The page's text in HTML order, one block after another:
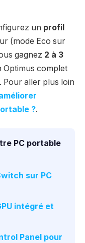
un profil
(mode Eco sur
gagnez 2 à 3
Optimus complet
Pour aller plus loin
?.
PC portable
sur PC
intégré et
Panel pour